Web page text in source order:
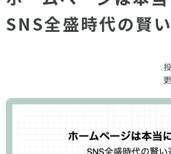
SNS全盛時代の賢